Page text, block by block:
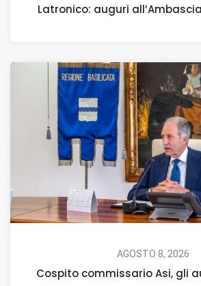
Latronico: auguri
AGOSTO 8, 2026
Cospito commissario Asi, gli